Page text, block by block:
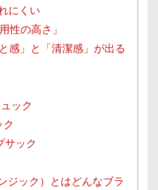
にくい
性の高さ」
感」と「清潔感」が出る
ック
サック
ック）とはどんなブラ